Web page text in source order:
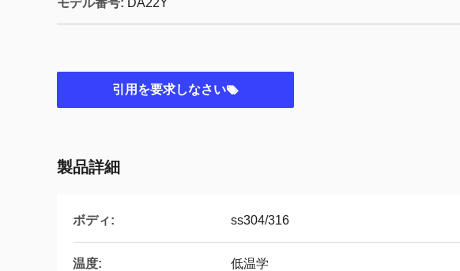
モデル番号: DA22Y
引用を要求しなさい
製品詳細
ボディ: ss304/316
温度: 低温学